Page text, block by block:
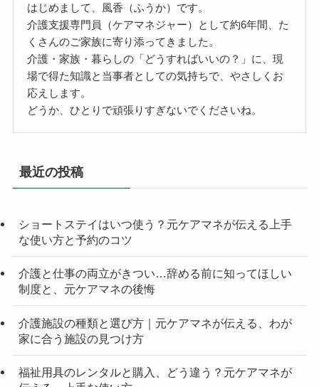
はじめまして、風香（ふうか）です。
介護支援専門員（ケアマネジャー）として約6年間、た
くさんのご家族に寄り添ってきました。
介護・家族・暮らしの「どうすればいいの？」に、現
場で得た知識と当事者としての気持ちで、やさしくお
応えします。
どうか、ひとりで頑張りすぎないでくださいね。
最近の投稿
ショートステイはいつ使う？元ケアマネが伝える上手
な使い方と予約のコツ
介護と仕事の両立がきつい…辞める前に知ってほしい
制度と、元ケアマネの後悔
介護施設の種類と選び方｜元ケアマネが伝える、わが
家に合う施設の見つけ方
福祉用具のレンタルと購入、どう違う？元ケアマネが